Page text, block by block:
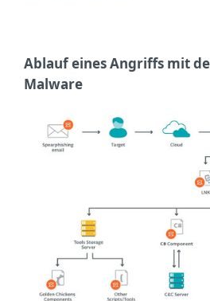
Ablauf eines Angriffs mit
Malware